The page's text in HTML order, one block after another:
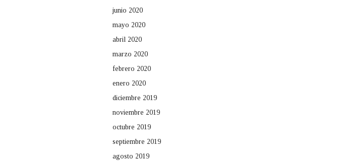
junio 2020
mayo 2020
abril 2020
marzo 2020
febrero 2020
enero 2020
diciembre 2019
noviembre 2019
octubre 2019
septiembre 2019
agosto 2019